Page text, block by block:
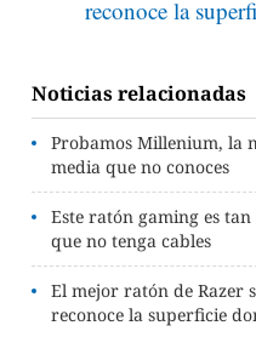
reconoce la
Noticias relacionadas
Probamos Millenium, la
media que no conoces
Este ratón gaming es
que no tenga cables
El mejor ratón de Razer
reconoce la superficie